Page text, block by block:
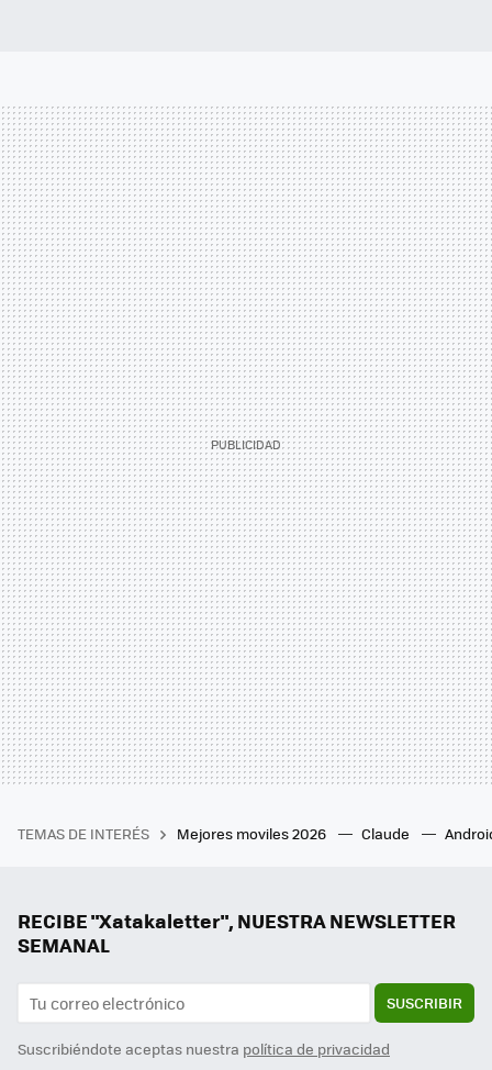
TEMAS DE INTERÉS Mejores moviles 2026 Claude
RECIBE "Xatakaletter", NUESTRA NEWSLETTER
SEMANAL
SUSCRIBIR
Suscribiéndote aceptas nuestra política de privacidad